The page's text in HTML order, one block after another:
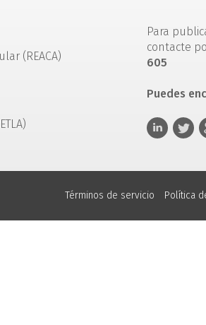
(REACA)
Para
contacte
605
Puedes
Términos de servicio Política